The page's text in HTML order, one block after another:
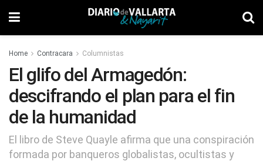
Home Contracara Columnistas
El glifo del Armagedón:
descifrando el plan para el fin
de la humanidad
El libro de Steve Quayle afirma que una conspiración
formada por banqueros globalistas, ocultistas y